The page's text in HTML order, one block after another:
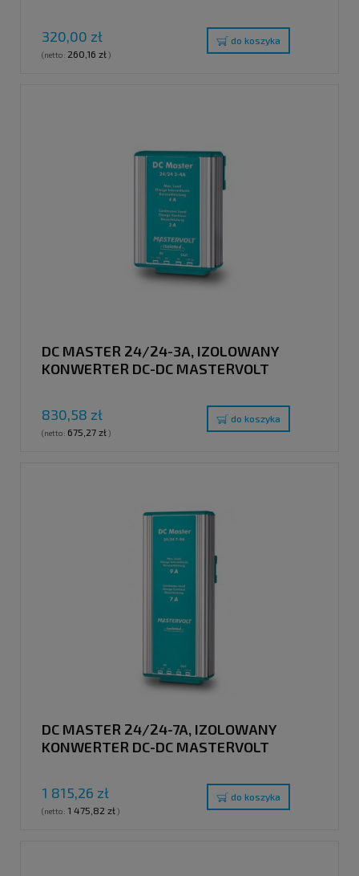
320,00 zł
(netto: 260,16 zł)
do koszyka
DC MASTER 24/24-3A, IZOLOWANY
KONWERTER DC-DC MASTERVOLT
830,58 zł
(netto: 675,27 zł)
do koszyka
DC MASTER 24/24-7A, IZOLOWANY
KONWERTER DC-DC MASTERVOLT
1 815,26 zł
(netto: 1 475,82 zł)
do koszyka